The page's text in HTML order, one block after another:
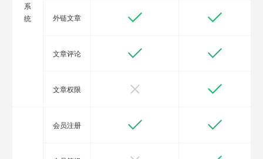
系
统
外链文章
文章评论
文章权限
会员注册